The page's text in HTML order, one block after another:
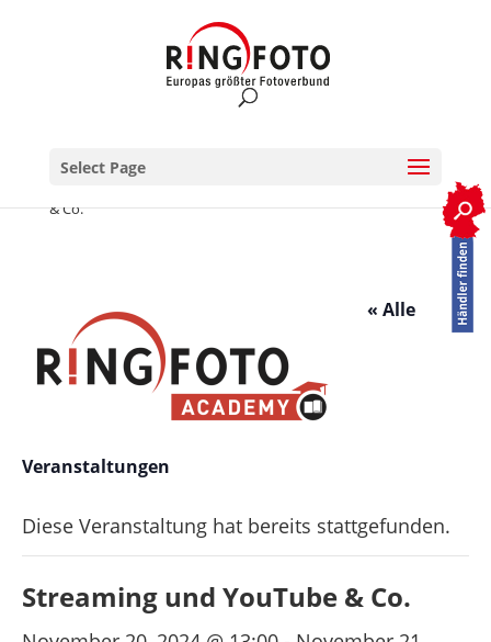
Select Page
RINGFOTO.de>
Streaming und YouTube
& Co.
« Alle
Veranstaltungen
Diese Veranstaltung hat bereits stattgefunden.
Streaming und YouTube & Co.